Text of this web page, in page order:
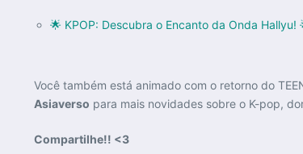
🌟 KPOP: Descubra o Encanto da Onda Hallyu!
Você também está animado com o retorno do
Asiaverso para mais novidades sobre o K-pop,
Compartilhe!! <3